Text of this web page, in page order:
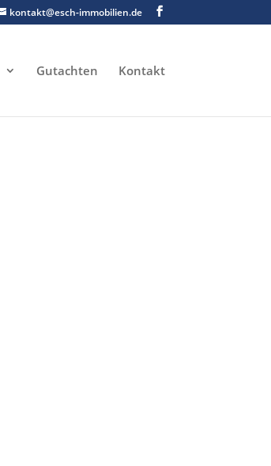
kontakt@esch-immobilien.de
Gutachten Kontakt